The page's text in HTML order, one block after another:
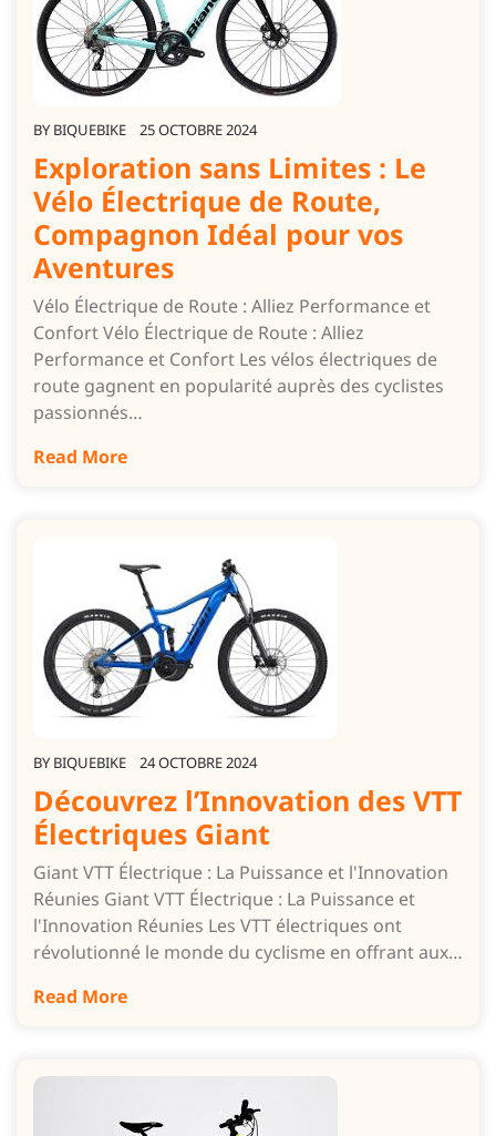
BY BIQUEBIKE 25 OCTOBRE 2024
Exploration sans Limites : Le
Vélo Électrique de Route,
Compagnon Idéal pour vos
Aventures
Vélo Électrique de Route : Alliez Performance et
Confort Vélo Électrique de Route : Alliez
Performance et Confort Les vélos électriques de
route gagnent en popularité auprès des cyclistes
passionnés…
Read More
BY BIQUEBIKE 24 OCTOBRE 2024
Découvrez l’Innovation des VTT
Électriques Giant
Giant VTT Électrique : La Puissance et l'Innovation
Réunies Giant VTT Électrique : La Puissance et
l'Innovation Réunies Les VTT électriques ont
révolutionné le monde du cyclisme en offrant aux…
Read More